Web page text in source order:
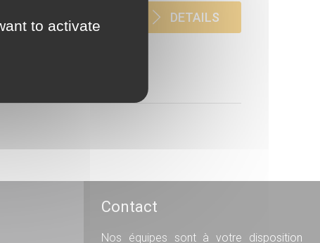
contrôle
DETAILS
Contact
Nos équipes sont à votre disposition
to activate